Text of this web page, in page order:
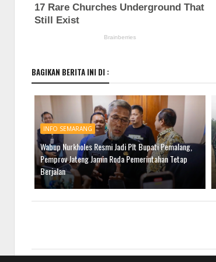
BAGIKAN BERITA INI DI :
INFO SEMARANG
Wabup Nurkholes Resmi Jadi Plt Bupati Pemalang,
Pemprov Jateng Jamin Roda Pemerintahan Tetap
Berjalan